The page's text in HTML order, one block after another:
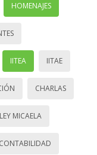
HOMENAJES
IITEA IITAE
CHARLAS
LEY MICAELA
CONTABILIDAD